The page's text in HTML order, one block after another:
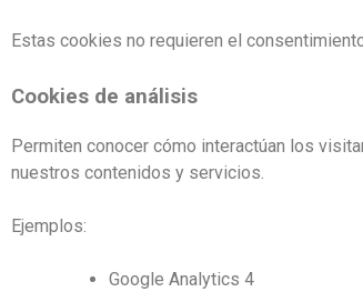
Estas cookies no requieren el
Cookies de análisis
Permiten conocer cómo interactúan los
nuestros contenidos y servicios.
Ejemplos:
Google Analytics 4